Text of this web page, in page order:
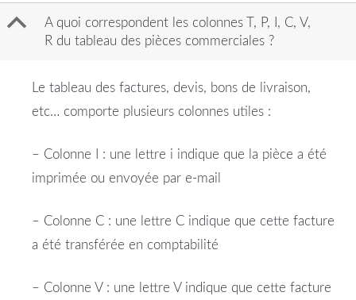
B
A quoi correspondent les colonnes T, P, I, C, V,
R du tableau des pièces commerciales ?
Le tableau des factures, devis, bons de livraison,
etc… comporte plusieurs colonnes utiles :
– Colonne I : une lettre i indique que la pièce a été
imprimée ou envoyée par e-mail
– Colonne C : une lettre C indique que cette facture
a été transférée en comptabilité
– Colonne V : une lettre V indique que cette facture